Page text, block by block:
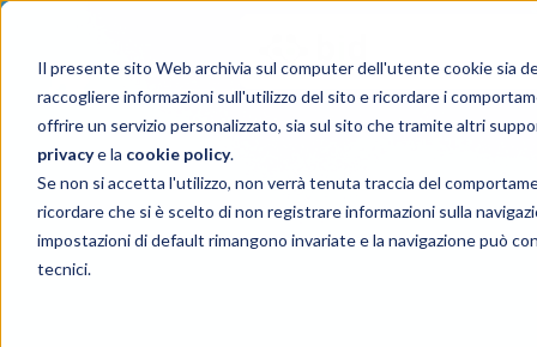
Il presente sito Web archivia sul computer dell'utente cookie sia
raccogliere informazioni sull'utilizzo del sito e ricordare i
offrire un servizio personalizzato, sia sul sito che tramite altri
privacye la cookie policy.
Se non si accetta l'utilizzo, non verrà tenuta traccia del
ricordare che si è scelto di non registrare informazioni sulla
impostazioni di default rimangono invariate e la navigazione può
tecnici.